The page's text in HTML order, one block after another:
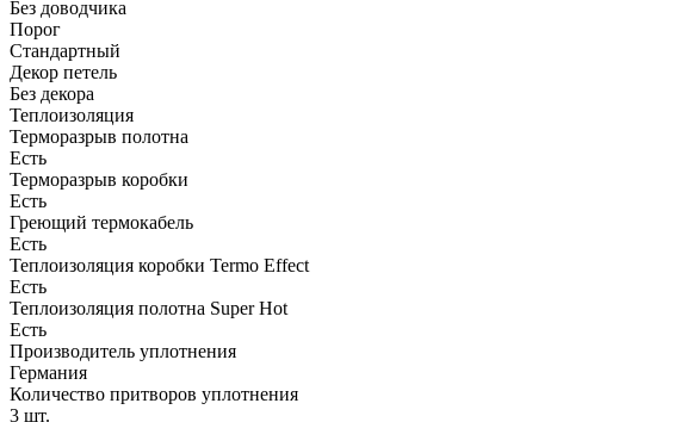
Без доводчика
Порог
Стандартный
Декор петель
Без декора
Теплоизоляция
Терморазрыв полотна
Есть
Терморазрыв коробки
Есть
Греющий термокабель
Есть
Теплоизоляция коробки Termo Effect
Есть
Теплоизоляция полотна Super Нot
Есть
Производитель уплотнения
Германия
Количество притворов уплотнения
3 шт.